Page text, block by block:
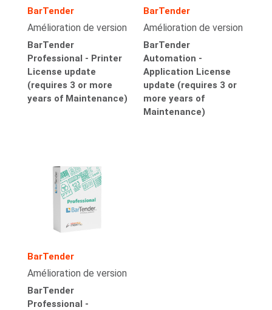
BarTender
Amélioration de version
BarTender
Professional - Printer
License update
(requires 3 or more
years of Maintenance)
BarTender
Amélioration de version
BarTender
Automation -
Application License
update (requires 3 or
more years of
Maintenance)
BarTender
Amélioration de version
BarTender
Professional -